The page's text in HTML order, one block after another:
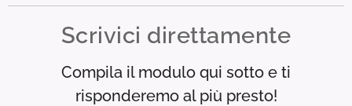
Scrivici direttamente
Compila il modulo qui sotto e ti
risponderemo al più presto!